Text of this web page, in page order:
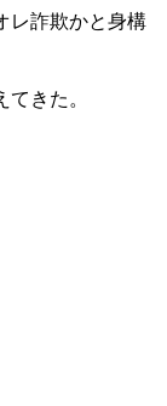
レ詐欺かと身構
きた。